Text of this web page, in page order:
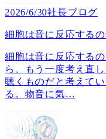
2026/6/30社長ブログ
細胞は音に反応するの
細胞は音に反応する
ら、もう一度考え直
聴くものだと考えて
る。物音に気…